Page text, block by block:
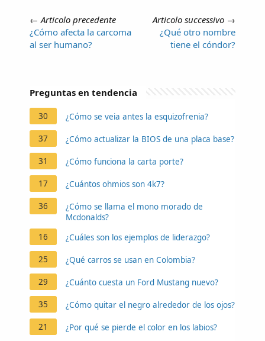
← Articolo precedente
¿Cómo afecta la carcoma
al ser humano?
Articolo successivo →
¿Qué otro nombre
tiene el cóndor?
Preguntas en tendencia
30 ¿Cómo se veia antes la esquizofrenia?
37 ¿Cómo actualizar la BIOS de una placa base?
31 ¿Cómo funciona la carta porte?
17 ¿Cuántos ohmios son 4k7?
36
¿Cómo se llama el mono morado de
Mcdonalds?
16
¿Cuáles son los ejemplos de liderazgo?
25 ¿Qué carros se usan en Colombia?
29 ¿Cuánto cuesta un Ford Mustang nuevo?
35 ¿Cómo quitar el negro alrededor de los ojos?
21 ¿Por qué se pierde el color en los labios?